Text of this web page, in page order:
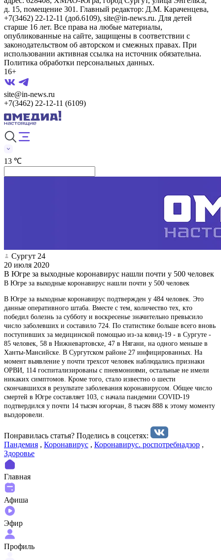
д. 15, помещение 301. Главный редактор: Д.М. Караченцева,
+7(3462) 22-12-11 (доб.6109), site@in-news.ru. Для детей
старше 16 лет. Все права на любые материалы,
опубликованные на сайте, защищены в соответствии с
законодательством об авторском и смежных правах. При
использовании активная ссылка на источник обязательна.
Политика обработки персональных данных.
16+
site@in-news.ru
+7(3462) 22-12-11 (6109)
13 ℃
Сургут 24
20 июля 2020
В Югре за выходные коронавирус нашли почти у 500 человек
В Югре за выходные коронавирус нашли почти у 500 человек
В Югре за выходные коронавирус подтвержден у 484 человек. Это
данные оперативного штаба. Вместе с тем, количество тех, кто
победил болезнь за субботу и воскресенье значительно превысило
число заболевших и составило 724. По статистике больше всего вновь
поступивших за медицинской помощью из-за ковид-19 - в Сургуте -
85 человек, 58 в Нижневартовске, 47 в Нягани, на одного меньше в
Ханты-Мансийске. В Сургутском районе 27 инфицированных. На
момент выявление у почти трехсот человек наблюдались признаки
ОРВИ, 114 госпитализированы с пневмониями, остальные не имели
никаких симптомов. Кроме того, стало известно о шести
скончавшихся в результате заболевания коронавирусом. Общее число
смертей в Югре составляет 103, с начала пандемии COVID-19
подтвердился у почти 14 тысяч югорчан, 8 тысяч 888 к этому моменту
выздоровели.
Понравилась статья? Поделиcь в соцсетях:
Пандемия , Коронавирус , Коронавирус. роспотребнадзор ,
Здоровье
Главная
Афиша
Эфир
Профиль